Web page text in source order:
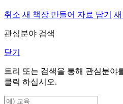
취소 새 책장 만들어 자료 담기
관심분야 검색
닫기
트리 또는 검색을 통해 관심분야
클릭 하십시오.